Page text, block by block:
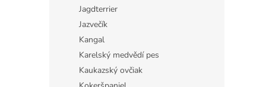
Jagdterrier
Jazvečík
Kangal
Karelský medvědí pes
Kaukazský ovčiak